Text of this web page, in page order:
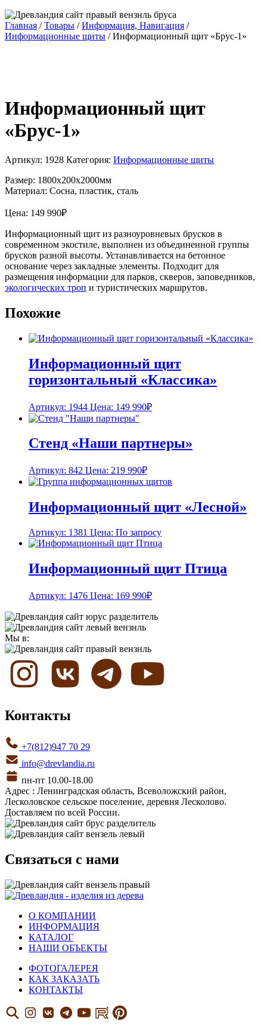
Главная /Товары /Информация, Навигация /
Информационные щиты /Информационный щит «Брус-1»
Информационный щит
«Брус-1»
Артикул: 1928 Категория: Информационные щиты
Размер: 1800х200х2000мм
Материал: Сосна, пластик, сталь
Цена: 149 990₽
Информационный щит из разноуровневых брусков в
современном экостиле, выполнен из объединенной группы
брусков разной высоты. Устанавливается на бетонное
основание через закладные элементы. Подходит для
размещения информации для парков, скверов, заповедников,
экологических троп и туристических маршрутов.
Похожие
Информационный щит
горизонтальный «Классика»
Артикул: 1944 Цена: 149 990₽
Стенд «Наши партнеры»
Артикул: 842 Цена: 219 990₽
Информационный щит «Лесной»
Артикул: 1381 Цена: По запросу
Информационный щит Птица
Артикул: 1476 Цена: 169 990₽
Мы в:
Контакты
+7(812)947 70 29
info@drevlandia.ru
пн-пт 10.00-18.00
Адрес : Ленинградская область, Всеволожский район,
Лесколовское сельское поселение, деревня Лесколово.
Доставляем по всей России.
Связаться с нами
О КОМПАНИИ
ИНФОРМАЦИЯ
КАТАЛОГ
НАШИ ОБЪЕКТЫ
ФОТОГАЛЕРЕЯ
КАК ЗАКАЗАТЬ
КОНТАКТЫ